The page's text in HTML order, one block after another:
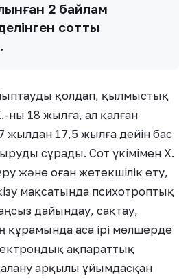
2 байлам
соттың
қолдап, қылмыстық
18 жылға, ал қалған
17,5 жылға дейін бас
сұрады. Сот үкімімен Х.
және оған жетекшілік ету,
мақсатында психотроптық
дайындау, сақтау,
аса ірі мөлшерде
ақпараттық
арқылы ұйымдасқан